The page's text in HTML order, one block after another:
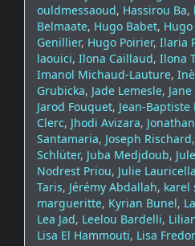
ouldmessaoud, Hassirou Ba,
Belmaate, Hugo Babet,
Genillier, Hugo Poirier, Ilaria
laouici, Ilona Caillaud, Ilona
Imanol Michaud-Lauture,
Grubicka, Jade Lemesle,
Jarod Fouquet, Jean-
Clerc, Jhodi Avizara,
Santamaria, Joseph Rischard,
Schlüter, Juba Medjdoub,
Nodrest Priou, Julie Lauricella
Taris, Jérémy Abdallah, karel
margueritte, Kyrian Bunel,
Lea Jad, Leelou Bardelli,
Lisa El Hammouti, Lisa